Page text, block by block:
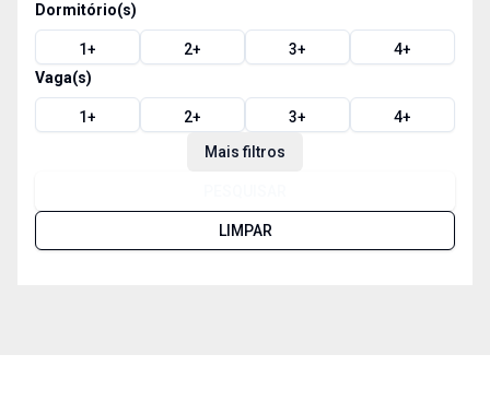
Dormitório(s)
1+ 2+ 3+ 4+
Vaga(s)
1+ 2+ 3+ 4+
Mais filtros
LIMPAR